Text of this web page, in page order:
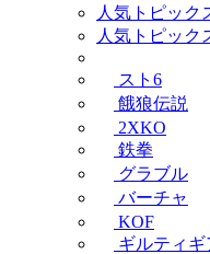
人気トピック
人気トピック
スト6
餓狼伝説
2XKO
鉄拳
グラブル
バーチャ
KOF
ギルティギ